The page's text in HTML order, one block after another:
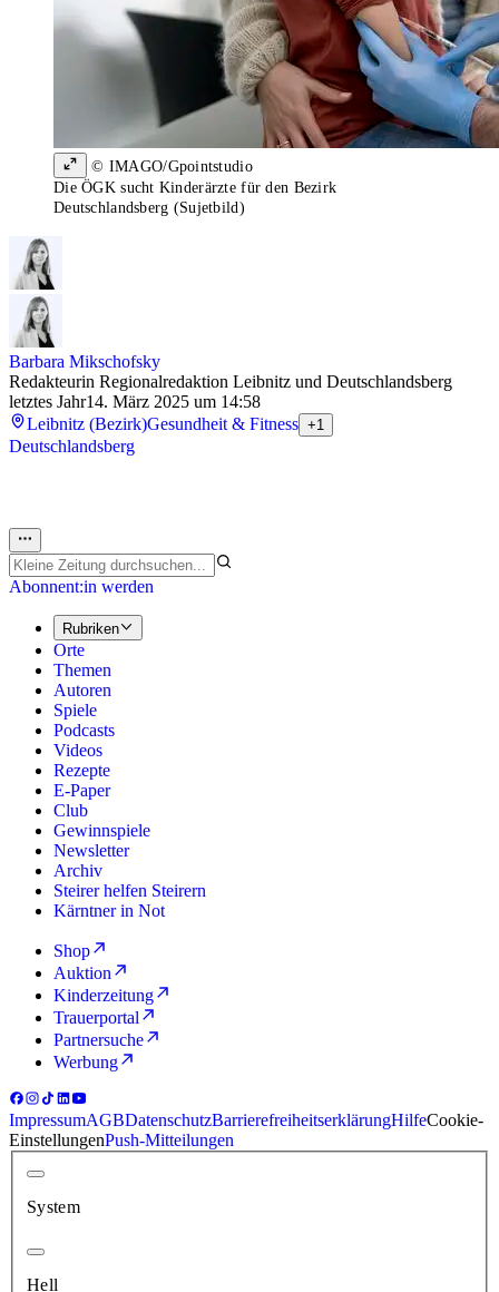
© IMAGO/Gpointstudio
Die ÖGK sucht Kinderärzte für den Bezirk
Deutschlandsberg (Sujetbild)
Barbara Mikschofsky
Redakteurin Regionalredaktion Leibnitz und Deutschlandsberg
letztes Jahr14. März 2025 um 14:58
Leibnitz (Bezirk)Gesundheit & Fitness +1
Deutschlandsberg
Abonnent:in werden
Rubriken
Orte
Themen
Autoren
Spiele
Podcasts
Videos
Rezepte
E-Paper
Club
Gewinnspiele
Newsletter
Archiv
Steirer helfen Steirern
Kärntner in Not
Shop
Auktion
Kinderzeitung
Trauerportal
Partnersuche
Werbung
ImpressumAGBDatenschutzBarrierefreiheitserklärungHilfeCookie-
EinstellungenPush-Mitteilungen
System
Hell